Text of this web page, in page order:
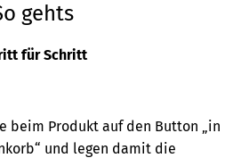
Elemente
Buch
gehts
für Schritt
beim Produkt auf den Button „in
und legen damit die